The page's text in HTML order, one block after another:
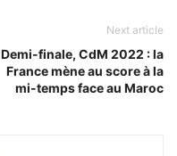
Next article
Demi-finale, CdM 2022 : la
France mène au score à la
mi-temps face au Maroc